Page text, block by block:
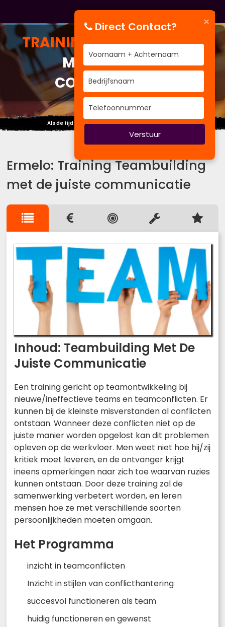
TRAININGTEAMBUILDING
MET DE JUISTE
COMMUNICATIE
Als de tijd vliegt, vlieg mee ~time management~
Ermelo: Training Teambuilding
met de juiste communicatie
Inhoud: Teambuilding Met De
Juiste Communicatie
Een training gericht op teamontwikkeling bij
nieuwe/ineffectieve teams en teamconflicten. Er
kunnen bij de kleinste misverstanden al conflicten
ontstaan. Wanneer deze conflicten niet op de
juiste manier worden opgelost kan dit problemen
opleven op de werkvloer. Men weet niet hoe hij/zij
kritiek moet leveren, en de ontvanger krijgt
ineens opmerkingen naar zich toe waarvan ruzies
kunnen ontstaan. Door deze training zal de
samenwerking verbetert worden, en leren
mensen hoe ze met verschillende soorten
persoonlijkheden moeten omgaan.
Het Programma
inzicht in teamconflicten
Inzicht in stijlen van conflicthantering
succesvol functioneren als team
huidig functioneren en gewenst
×
Direct Contact?
Verstuur